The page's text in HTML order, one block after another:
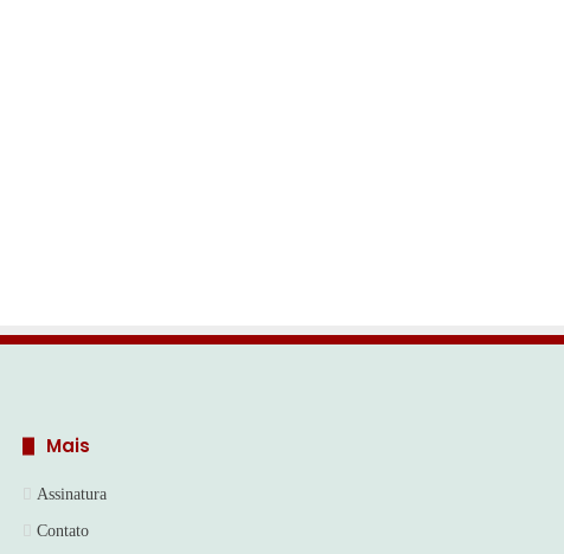
Mais
Assinatura
Contato